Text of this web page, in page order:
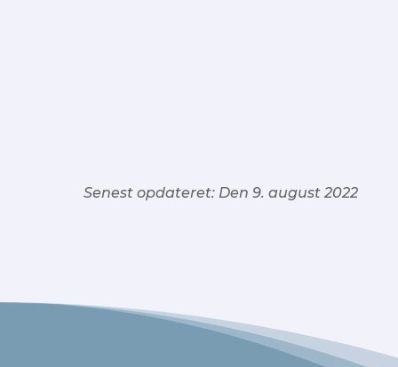
Senest opdateret: Den 9. august 2022